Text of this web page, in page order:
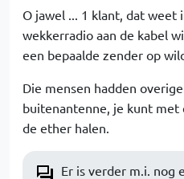
O jawel ... 1 klant, dat weet
wekkerradio aan de kabel
een bepaalde zender op
Die mensen hadden
buitenantenne, je kunt
de ether halen.
Er is verder m.i. nog